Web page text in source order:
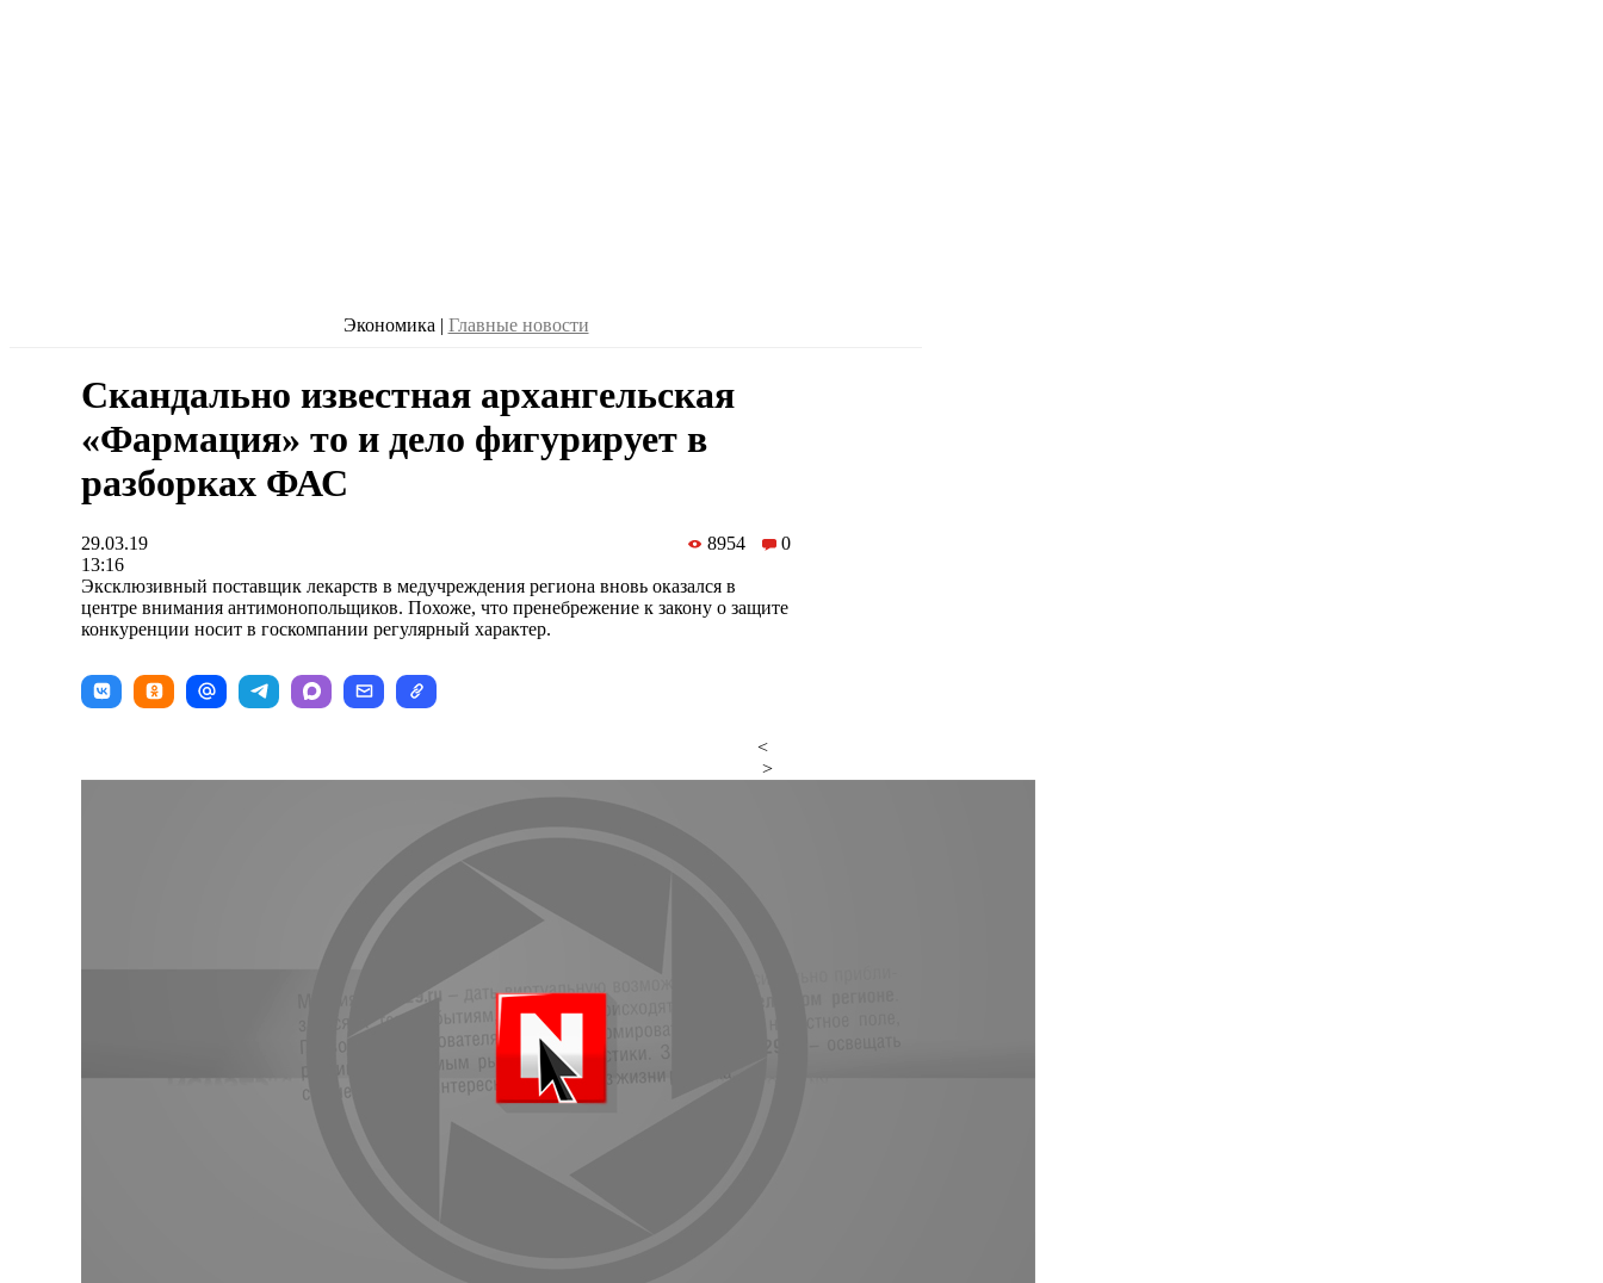
Экономика | Главные новости
Скандально известная архангельская
«Фармация» то и дело фигурирует в
разборках ФАС
29.03.19
13:16
8954 0
Эксклюзивный поставщик лекарств в медучреждения региона вновь оказался в
центре внимания антимонопольщиков. Похоже, что пренебрежение к закону о защите
конкуренции носит в госкомпании регулярный характер.
<
>